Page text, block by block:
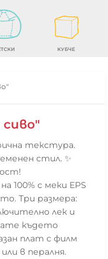
КУБЧЕ
текстура.
стил. ✨
100% с меки EPS
Три размера:
лек и
където
плат с филм
в пералня.